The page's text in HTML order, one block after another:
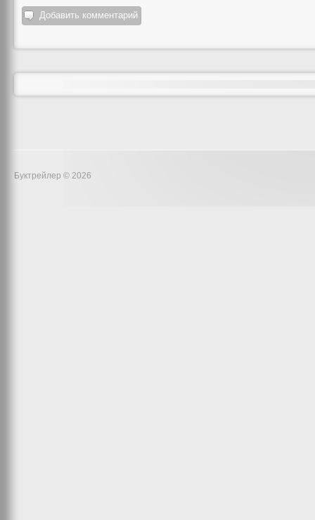
Добавить комментарий
Буктрейлер © 2026